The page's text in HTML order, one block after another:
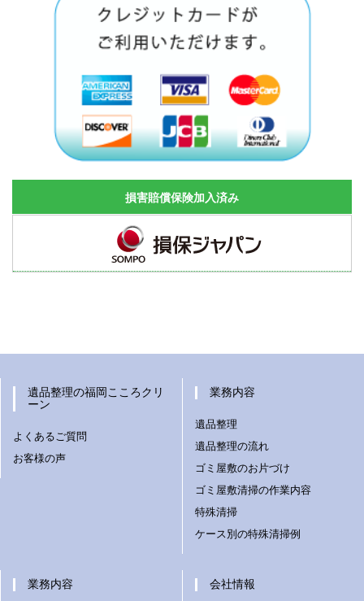
損害賠償保険加入済み
遺品整理の福岡こころクリ
ーン
よくあるご質問
お客様の声
業務内容
遺品整理
遺品整理の流れ
ゴミ屋敷のお片づけ
ゴミ屋敷清掃の作業内容
特殊清掃
ケース別の特殊清掃例
業務内容 会社情報